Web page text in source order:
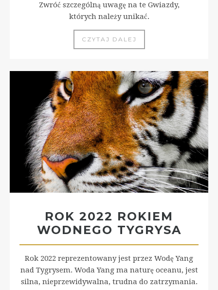
Zwróć szczególną uwagę na te Gwiazdy,
których należy unikać.
CZYTAJ DALEJ
ROK 2022 ROKIEM
WODNEGO TYGRYSA
Rok 2022 reprezentowany jest przez Wodę Yang
nad Tygrysem. Woda Yang ma naturę oceanu, jest
silna, nieprzewidywalna, trudna do zatrzymania.